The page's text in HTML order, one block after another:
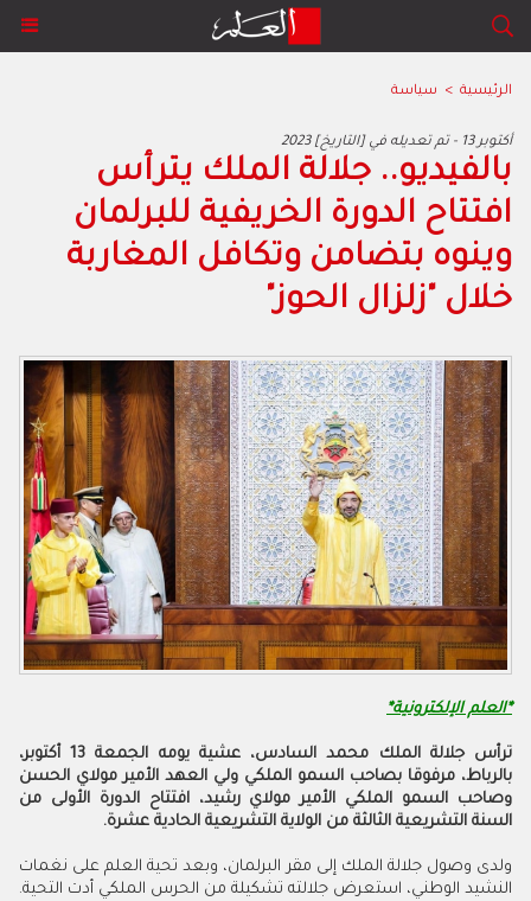
الرئيسية > سياسة
2023 أكتوبر 13 - تم تعديله في [التاريخ]
بالفيديو.. جلالة الملك يترأس
افتتاح الدورة الخريفية للبرلمان
وينوه بتضامن وتكافل المغاربة
خلال "زلزال الحوز"
*العلم الإلكترونية*
ترأس جلالة الملك محمد السادس، عشية يومه الجمعة 13 أكتوبر،
بالرباط، مرفوقا بصاحب السمو الملكي ولي العهد الأمير مولاي الحسن
وصاحب السمو الملكي الأمير مولاي رشيد، افتتاح الدورة الأولى من
السنة التشريعية الثالثة من الولاية التشريعية الحادية عشرة.
ولدى وصول جلالة الملك إلى مقر البرلمان، وبعد تحية العلم على نغمات
النشيد الوطني، استعرض جلالته تشكيلة من الحرس الملكي أدت التحية.